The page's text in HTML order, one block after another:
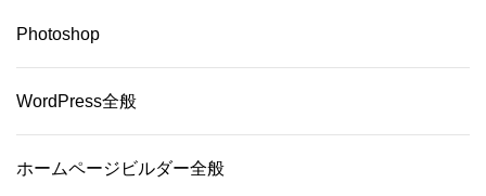
Photoshop
WordPress全般
ホームページビルダー全般